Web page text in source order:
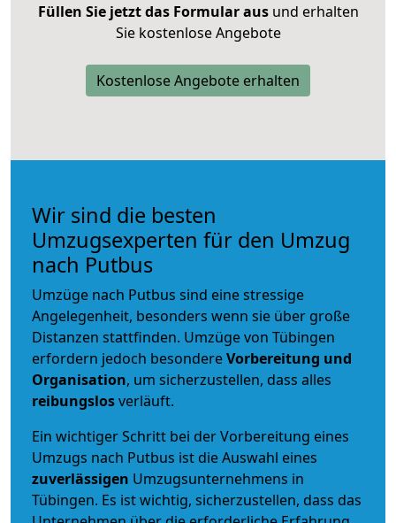
Füllen Sie jetzt das Formular ausund erhalten
Sie kostenlose Angebote
Kostenlose Angebote erhalten
Wir sind die besten
Umzugsexperten für den Umzug
nach Putbus
Umzüge nach Putbus sind eine stressige
Angelegenheit, besonders wenn sie über große
Distanzen stattfinden. Umzüge von Tübingen
erfordern jedoch besondereVorbereitung und
Organisation, um sicherzustellen, dass alles
reibungslosverläuft.
Ein wichtiger Schritt bei der Vorbereitung eines
Umzugs nach Putbus ist die Auswahl eines
zuverlässigen Umzugsunternehmens in
Tübingen. Es ist wichtig, sicherzustellen, dass das